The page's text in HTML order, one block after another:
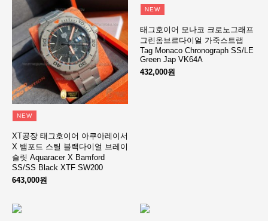
NEW
XT공장 태그호이어 아쿠아레이서
X 뱀포드 스틸 블랙다이얼 브레이
슬릿 Aquaracer X Bamford
SS/SS Black XTF SW200
643,000원
NEW
태그호이어 모나코 크로노그래프
그린옴브르다이얼 가죽스트랩
Tag Monaco Chronograph SS/LE
Green Jap VK64A
432,000원